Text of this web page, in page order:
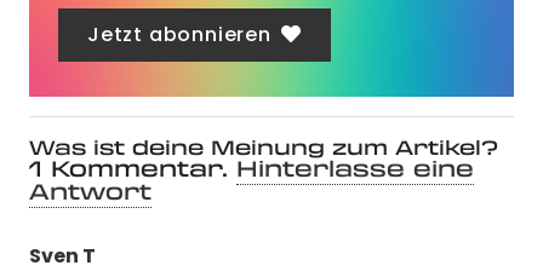
Jetzt abonnieren
Was ist deine Meinung zum Artikel?
1 Kommentar. Hinterlasse eine
Antwort
Sven T